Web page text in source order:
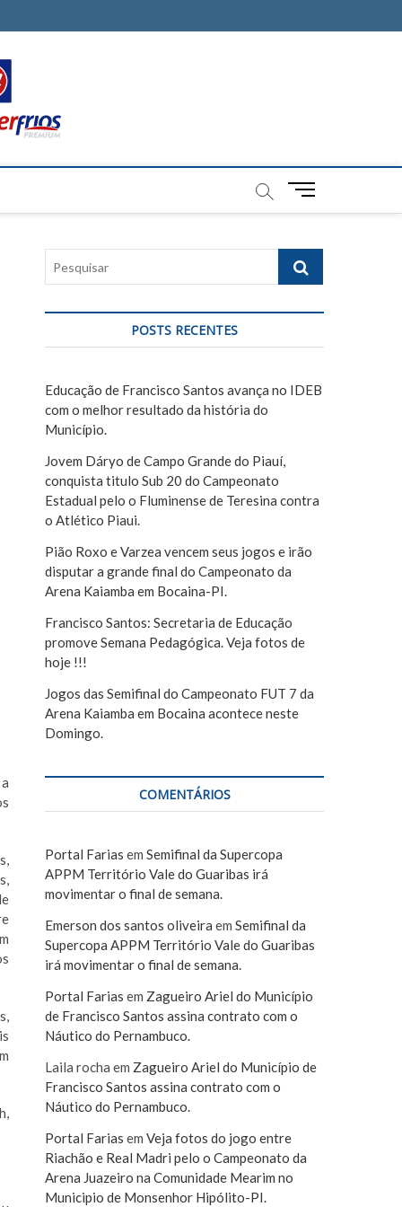
M
u
B
u
o
q
a
POSTS RECENTES
Educação de Francisco Santos avança no IDEB
com o melhor resultado da história do
Município.
Jovem Dáryo de Campo Grande do Piauí,
conquista titulo Sub 20 do Campeonato
Estadual pelo o Fluminense de Teresina contra
o Atlético Piaui.
Pião Roxo e Varzea vencem seus jogos e irão
disputar a grande final do Campeonato da
Arena Kaiamba em Bocaina-PI.
Francisco Santos: Secretaria de Educação
promove Semana Pedagógica. Veja fotos de
hoje !!!
Jogos das Semifinal do Campeonato FUT 7 da
Arena Kaiamba em Bocaina acontece neste
Domingo.
COMENTÁRIOS
Portal Farias em Semifinal da Supercopa
APPM Território Vale do Guaribas irá
movimentar o final de semana.
Emerson dos santos oliveira em Semifinal da
Supercopa APPM Território Vale do Guaribas
irá movimentar o final de semana.
Portal Farias em Zagueiro Ariel do Município
de Francisco Santos assina contrato com o
Náutico do Pernambuco.
Laila rocha em Zagueiro Ariel do Município de
Francisco Santos assina contrato com o
Náutico do Pernambuco.
Portal Farias em Veja fotos do jogo entre
Riachão e Real Madri pelo o Campeonato da
Arena Juazeiro na Comunidade Mearim no
Municipio de Monsenhor Hipólito-PI.